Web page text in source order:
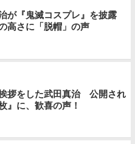
が『鬼滅コスプレ』を披露
高さに「脱帽」の声
拶をした武田真治 公開され
』に、歓喜の声！